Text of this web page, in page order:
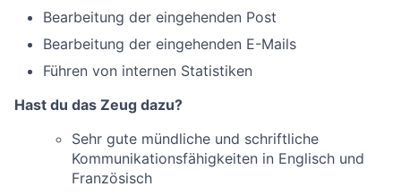
Bearbeitung der eingehenden Post
Bearbeitung der eingehenden E-Mails
Führen von internen Statistiken
Hast du das Zeug dazu?
Sehr gute mündliche und schriftliche
Kommunikationsfähigkeiten in Englisch und
Französisch